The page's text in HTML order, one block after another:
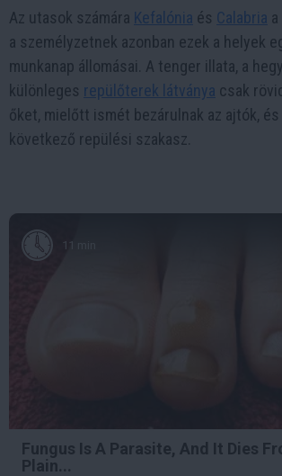
Az utasok számára Kefalónia és Calabria
a személyzetnek azonban ezek a helyek
munkanap állomásai. A tenger illata, a
különleges repülőterek látványa csak
őket, mielőtt ismét bezárulnak az ajtók,
következő repülési szakasz.
11 min
Fungus Is A Parasite, And It Dies
Plain...